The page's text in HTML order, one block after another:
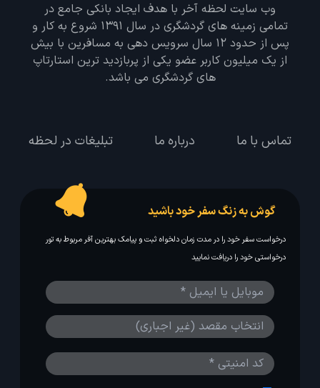
وب سایت لحظه آخر با هدف ایجاد بانکی جامع در
تمامی زمینه های گردشگری در سال 1391 شروع به کار و
پس از حدود 12 سال سرویس دهی به مسافرین با بیش
از یک میلیون کاربر عضو یکی از پربازدید ترین استارتاپ
های گردشگری می باشد.
تماس با ما درباره ما تبلیغات در لحظه
گوش به زنگ سفر خود باشید
درخواست سفر خود را در مدت زمان دلخواه ثبت و پیامک بهترین آفر مربوط به تور
درخواستی خود را دریافت نمایید